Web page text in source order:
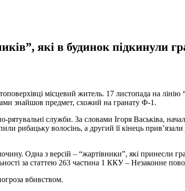
які в будинок підкинули
місцевий житель. 17 листопада на
знайшов предмет, схожий на гранату Ф-1.
рятувальні служби. За словами Ігоря Васьківа,
рибацьку волосінь, а другий її кінець
Одна з версій – “жартівники”, які принесли
за статтею 263 частина 1 ККУ – Незаконне
вбивством.